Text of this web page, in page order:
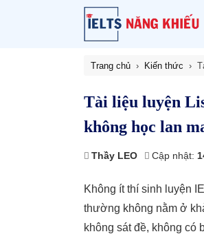
Trang chủ Kiến thức
Tài liệu luyện
không học lan
Thầy LEO Cập nhật:
Không ít thí sinh luyện
thường không nằm ở
không sát đề, không có